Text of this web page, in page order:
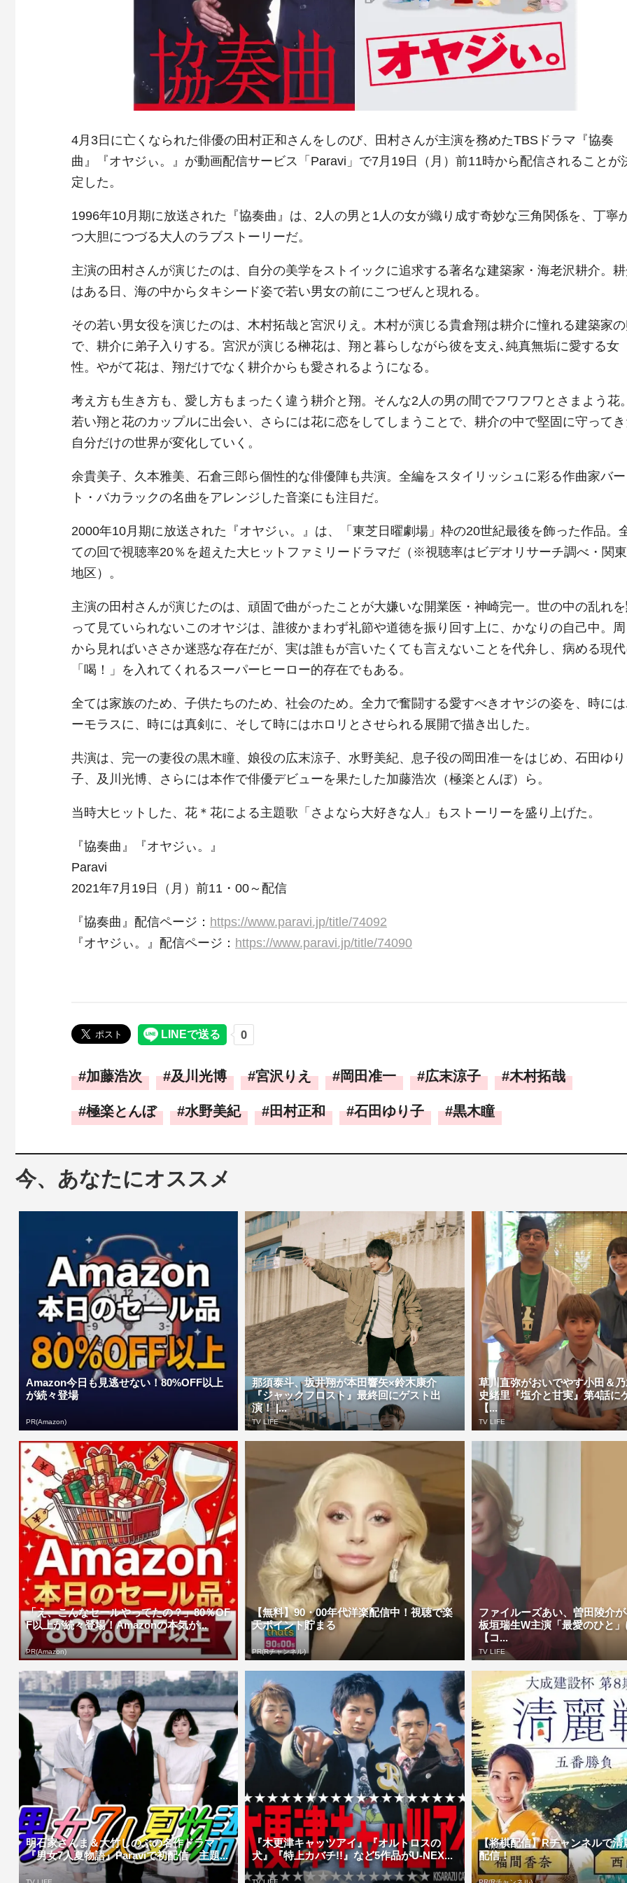
4月3日に亡くなられた俳優の田村正和さんをしのび、田村さんが主演を務めたTBSドラマ『協奏
曲』『オヤジぃ。』が動画配信サービス「Paravi」で7月19日（月）前11時から配信されることが
定した。
1996年10月期に放送された『協奏曲』は、2人の男と1人の女が織り成す奇妙な三角関係を、丁寧
つ大胆につづる大人のラブストーリーだ。
主演の田村さんが演じたのは、自分の美学をストイックに追求する著名な建築家・海老沢耕介。
はある日、海の中からタキシード姿で若い男女の前にこつぜんと現れる。
その若い男女役を演じたのは、木村拓哉と宮沢りえ。木村が演じる貴倉翔は耕介に憧れる建築家
で、耕介に弟子入りする。宮沢が演じる榊花は、翔と暮らしながら彼を支え､純真無垢に愛する女
性。やがて花は、翔だけでなく耕介からも愛されるようになる。
考え方も生き方も、愛し方もまったく違う耕介と翔。そんな2人の男の間でフワフワとさまよう花
若い翔と花のカップルに出会い、さらには花に恋をしてしまうことで、耕介の中で堅固に守って
自分だけの世界が変化していく。
余貴美子、久本雅美、石倉三郎ら個性的な俳優陣も共演。全編をスタイリッシュに彩る作曲家バー
ト・バカラックの名曲をアレンジした音楽にも注目だ。
2000年10月期に放送された『オヤジぃ。』は、「東芝日曜劇場」枠の20世紀最後を飾った作品。
ての回で視聴率20％を超えた大ヒットファミリードラマだ（※視聴率はビデオリサーチ調べ・関東
地区）。
主演の田村さんが演じたのは、頑固で曲がったことが大嫌いな開業医・神崎完一。世の中の乱れ
って見ていられないこのオヤジは、誰彼かまわず礼節や道徳を振り回す上に、かなりの自己中。
から見ればいささか迷惑な存在だが、実は誰もが言いたくても言えないことを代弁し、病める現
「喝！」を入れてくれるスーパーヒーロー的存在でもある。
全ては家族のため、子供たちのため、社会のため。全力で奮闘する愛すべきオヤジの姿を、時に
ーモラスに、時には真剣に、そして時にはホロリとさせられる展開で描き出した。
共演は、完一の妻役の黒木瞳、娘役の広末涼子、水野美紀、息子役の岡田准一をはじめ、石田ゆり
子、及川光博、さらには本作で俳優デビューを果たした加藤浩次（極楽とんぼ）ら。
当時大ヒットした、花＊花による主題歌「さよなら大好きな人」もストーリーを盛り上げた。
『協奏曲』『オヤジぃ。』
Paravi
2021年7月19日（月）前11・00～配信
『協奏曲』配信ページ： https://www.paravi.jp/title/74092
『オヤジぃ。』配信ページ： https://www.paravi.jp/title/74090
加藤浩次 及川光博 宮沢りえ 岡田准一 広末涼子 木村拓哉
極楽とんぼ 水野美紀 田村正和 石田ゆり子 黒木瞳
今、あなたにオススメ
Amazon今日も見逃せない！80%OFF以上
が続々登場
PR(Amazon)
那須泰斗、坂井翔が本田響矢×鈴木康介
『ジャックフロスト』最終回にゲスト出
演！ |...
TV LIFE
草川直弥がおいでやす小田＆
史緒里『塩介と甘実』第4話に
【...
TV LIFE
「え、こんなセールやってたの？」80％OF
F以上が続々登場！Amazonの本気が...
PR(Amazon)
【無料】90・00年代洋楽配信中！視聴で楽
天ポイント貯まる
PR(Rチャンネル)
ファイルーズあい、曽田陵介
板垣瑞生W主演「最愛のひと
【コ...
TV LIFE
明石家さんま＆大竹しのぶの名作ドラマ
『男女7人夏物語』Paraviで初配信 主題...
『木更津キャッツアイ』『オルトロスの
犬』『特上カバチ!!』など5作品がU-NEX...
【将棋配信】Rチャンネルで清
配信！